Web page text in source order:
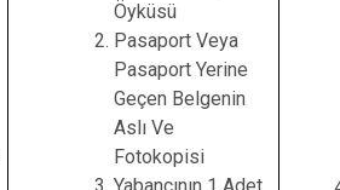
Öyküsü
Pasaport Veya
Pasaport Yerine
Geçen Belgenin
Aslı Ve
Fotokopisi